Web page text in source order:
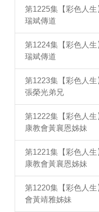
第1225集【彩色人
瑞斌傳道
第1224集【彩色人
瑞斌傳道
第1223集【彩色人
張榮光弟兄
第1222集【彩色人
康教會黃襄恩姊妹
第1221集【彩色人
康教會黃襄恩姊妹
第1220集【彩色人
會黃靖雅姊妹